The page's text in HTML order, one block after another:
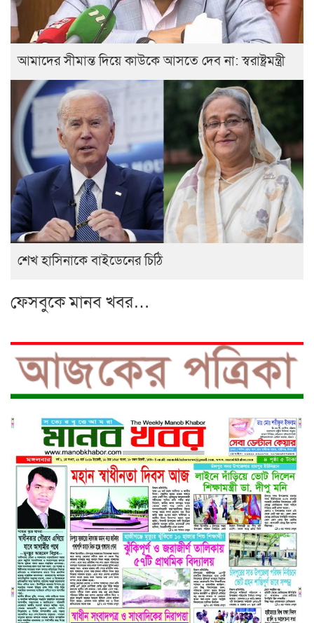
আমাদের সীমান্ত দিয়ে কাউকে আসতে দেব না: স্বরাষ্ট্রমন্ত্রী
শেখ হাসিনাকে বাইডেনের চিঠি
ফেসবুকে মানব খবর…